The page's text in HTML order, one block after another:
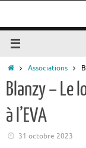
contenu
Accueil
Associations
Blanzy – Le
à l’EVA
31 octobre 2023